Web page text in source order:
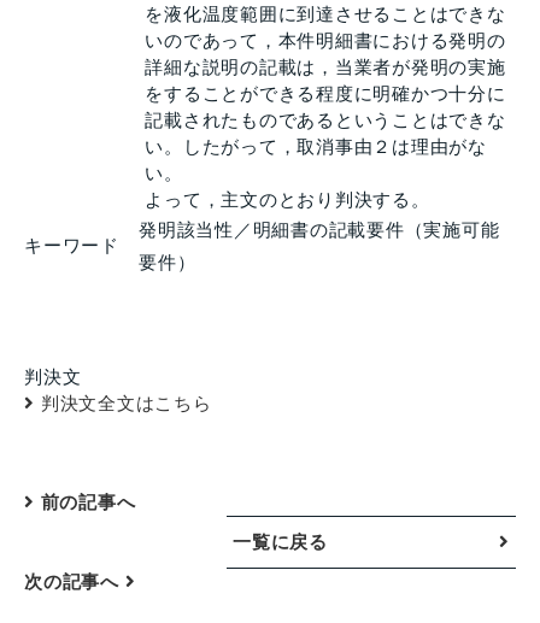
を液化温度範囲に到達させることはできな
いのであって，本件明細書における発明の
詳細な説明の記載は，当業者が発明の実施
をすることができる程度に明確かつ十分に
記載されたものであるということはできな
い。したがって，取消事由２は理由がな
い。
よって，主文のとおり判決する。
キーワード
発明該当性／明細書の記載要件（実施可能
要件）
判決文
判決文全文はこちら
前の記事へ
一覧に戻る
次の記事へ